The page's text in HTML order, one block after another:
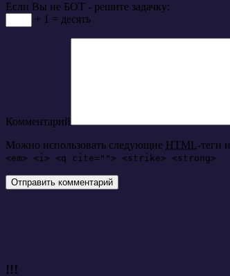
Если Вы не БОТ - решите задачку:
+ 1 = десять
Комментарий
Можно использовать следующие HTML-теги
<em> <i> <q cite=""> <strike> <strong>
!!!